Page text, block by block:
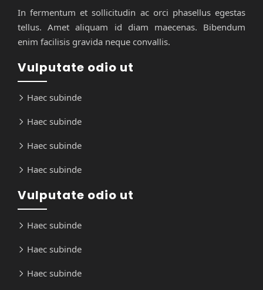
In fermentum et sollicitudin ac orci phasellus egestas
tellus. Amet aliquam id diam maecenas. Bibendum
enim facilisis gravida neque convallis.
Vulputate odio ut
Haec subinde
Haec subinde
Haec subinde
Haec subinde
Vulputate odio ut
Haec subinde
Haec subinde
Haec subinde